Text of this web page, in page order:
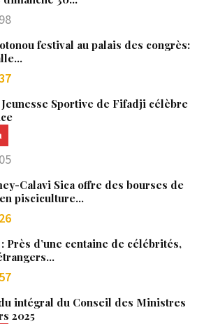
festival au palais des congrès:
Sportive de Fifadji célèbre
Calavi Sica offre des bourses de
pisciculture…
: Près d’une centaine de célébrités,
intégral du Conseil des Ministres
2025